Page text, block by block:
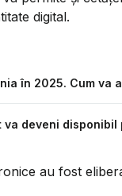
digital.
în 2025. Cum va
deveni
au fost